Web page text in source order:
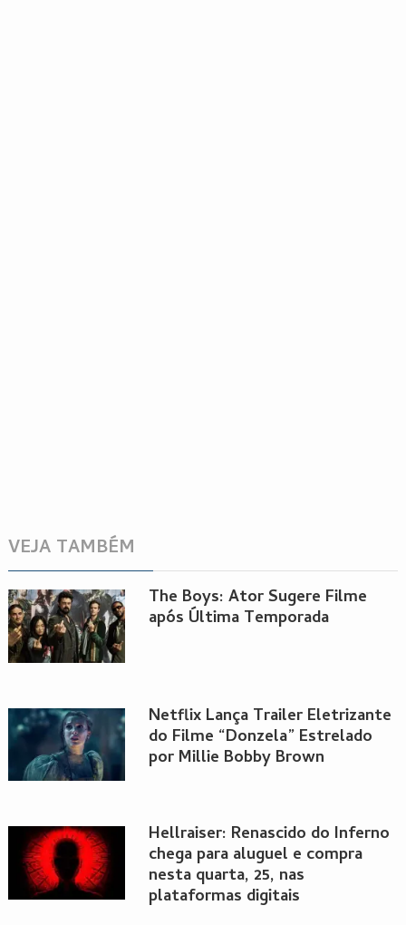
VEJA TAMBÉM
The Boys: Ator Sugere Filme
após Última Temporada
Netflix Lança Trailer Eletrizante
do Filme “Donzela” Estrelado
por Millie Bobby Brown
Hellraiser: Renascido do Inferno
chega para aluguel e compra
nesta quarta, 25, nas
plataformas digitais